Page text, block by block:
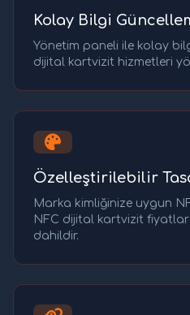
Kolay Bilgi
Yönetim paneli ile kolay
dijital kartvizit hizmetleri
Özelleştirilebilir
Marka kimliğinize uygun
NFC dijital kartvizit
dahildir.